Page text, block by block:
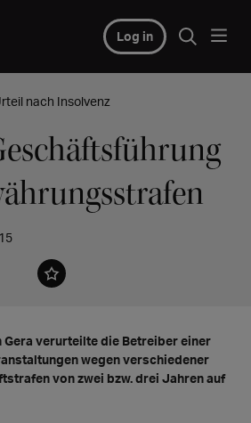
Log in
nach Insolvenz
verurteilte die Betreiber einer
wegen verschiedener
von zwei bzw. drei Jahren auf